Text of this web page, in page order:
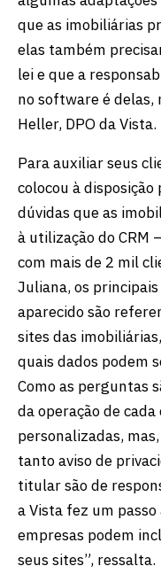
que as imobiliárias
elas também
lei e que a
no software é delas,
Heller, DPO da Vista.
Para auxiliar seus
colocou à
dúvidas que as
à utilização do CRM
com mais de 2 mil
Juliana, os
aparecido são
sites das
quais dados podem
Como as perguntas
da operação de
personalizadas,
tanto aviso de
titular são de
a Vista fez um
empresas podem
seus sites”, ressalta.